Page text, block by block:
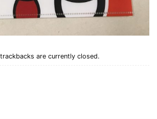
are currently closed.